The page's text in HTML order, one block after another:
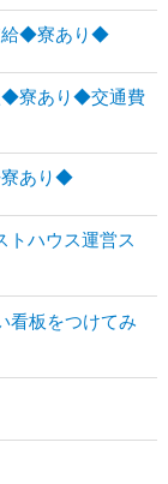
給◆寮あり◆
寮あり◆交通費
あり◆
トハウス運営ス
看板をつけてみ